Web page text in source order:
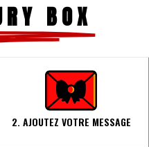
BOX
2. AJOUTEZ VOTRE MESSAGE